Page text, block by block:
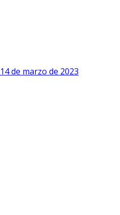
14 de marzo de 2023